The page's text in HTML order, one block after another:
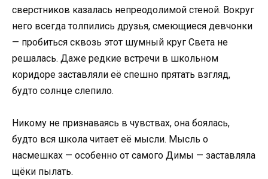
сверстников казалась непреодолимой стеной. Вокруг
него всегда толпились друзья, смеющиеся девчонки
— пробиться сквозь этот шумный круг Света не
решалась. Даже редкие встречи в школьном
коридоре заставляли её спешно прятать взгляд,
будто солнце слепило.
Никому не признаваясь в чувствах, она боялась,
будто вся школа читает её мысли. Мысль о
насмешках — особенно от самого Димы — заставляла
щёки пылать.